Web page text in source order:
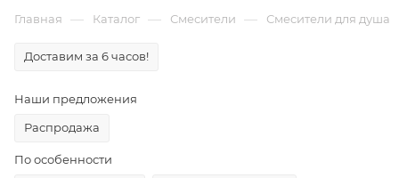
Главная — Каталог — Смесители — Смесители для душа
Доставим за 6 часов!
Наши предложения
Распродажа
По особенности